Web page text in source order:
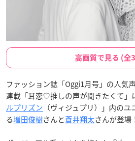
高画質で見る (全
ファッション誌「Oggi1月号」の人気
連載「耳恋♡推しの声が聞きたくて」
ルプリズン （ヴィジュプリ）」内の
る増田俊樹さんと蒼井翔太さんが登場